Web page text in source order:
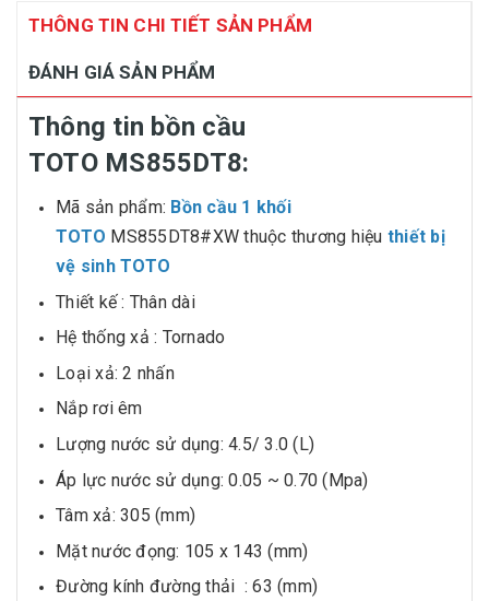
THÔNG TIN CHI TIẾT SẢN PHẨM
ĐÁNH GIÁ SẢN PHẨM
Thông tin bồn cầu
TOTO MS855DT8:
Mã sản phẩm: Bồn cầu 1 khối
TOTO MS855DT8#XW thuộc thương hiệu thiết bị
vệ sinh TOTO
Thiết kế : Thân dài
Hệ thống xả : Tornado
Loại xả: 2 nhấn
Nắp rơi êm
Lượng nước sử dụng: 4.5/ 3.0 (L)
Áp lực nước sử dụng: 0.05 ~ 0.70 (Mpa)
Tâm xả: 305 (mm)
Mặt nước đọng: 105 x 143 (mm)
Đường kính đường thải : 63 (mm)